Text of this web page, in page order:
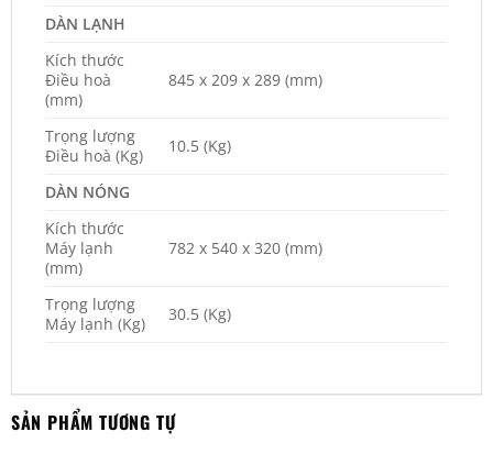
DÀN LẠNH
Kích thước
Điều hoà
(mm)
845 x 209 x 289 (mm)
Trọng lượng
Điều hoà (Kg)
10.5 (Kg)
DÀN NÓNG
Kích thước
Máy lạnh
(mm)
782 x 540 x 320 (mm)
Trọng lượng
Máy lạnh (Kg)
30.5 (Kg)
SẢN PHẨM TƯƠNG TỰ